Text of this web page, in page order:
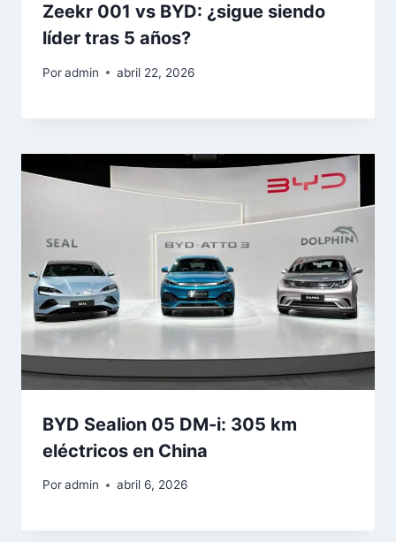
Zeekr 001 vs BYD: ¿sigue siendo
líder tras 5 años?
Poradmin abril 22, 2026
BYD Sealion 05 DM-i: 305 km
eléctricos en China
Poradmin abril 6, 2026